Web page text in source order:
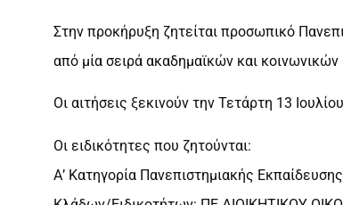
Στην προκήρυξη ζητείται προσωπικό
από μία σειρά ακαδημαϊκών και κοινωνικών
Οι αιτήσεις ξεκινούν την Τετάρτη 13
Οι ειδικότητες που ζητούνται:
Α’ Κατηγορία Πανεπιστημιακής